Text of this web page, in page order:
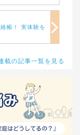
帳！ 実体験を
載の記事一覧を見る